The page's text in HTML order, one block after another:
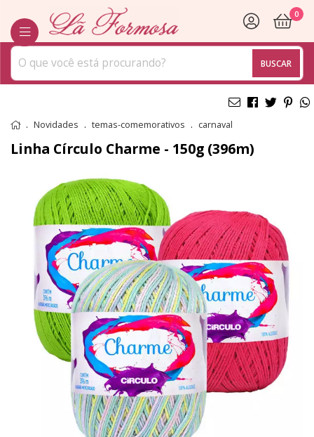
BUSCAR
0
Novidades temas-comemorativos carnaval
Linha Círculo Charme - 150g (396m)